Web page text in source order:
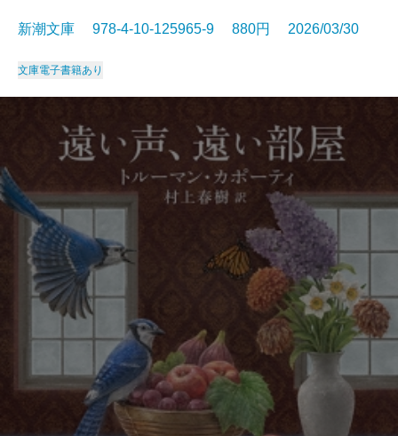
新潮文庫 978-4-10-125965-9 880円 2026/03/30
文庫電子書籍あり